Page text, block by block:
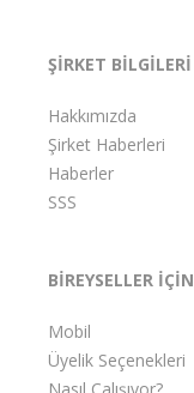
ŞİRKET BİLGİLERİ
Hakkımızda
Şirket Haberleri
Haberler
SSS
BİREYSELLER İÇİN
Mobil
Üyelik Seçenekleri